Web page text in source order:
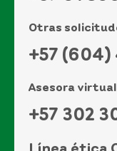
Otras
+57 (604)
Asesora virtual
+57 302
Línea ética